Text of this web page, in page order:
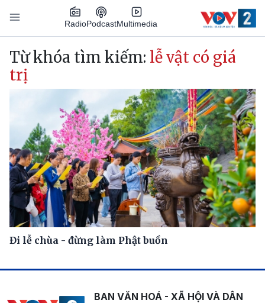
Nhảy đến nội dung
RadioPodcastMultimedia
Main navigation
Từ khóa tìm kiếm: lễ vật có giá
trị
Đi lễ chùa - đừng làm Phật buồn
BAN VĂN HOÁ - XÃ HỘI VÀ DÂN